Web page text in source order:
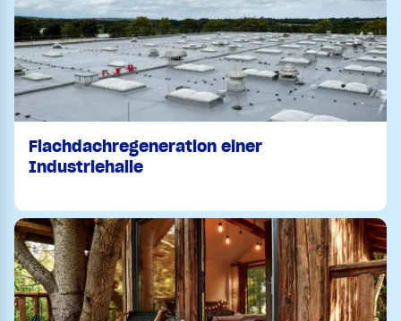
Flachdachregeneration einer
Industriehalle